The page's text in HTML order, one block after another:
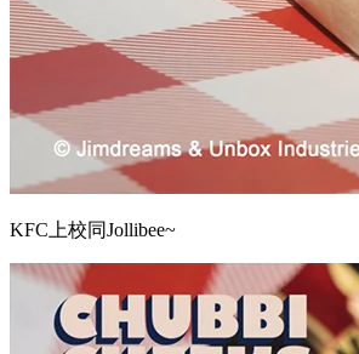
KFC上校同Jollibee~